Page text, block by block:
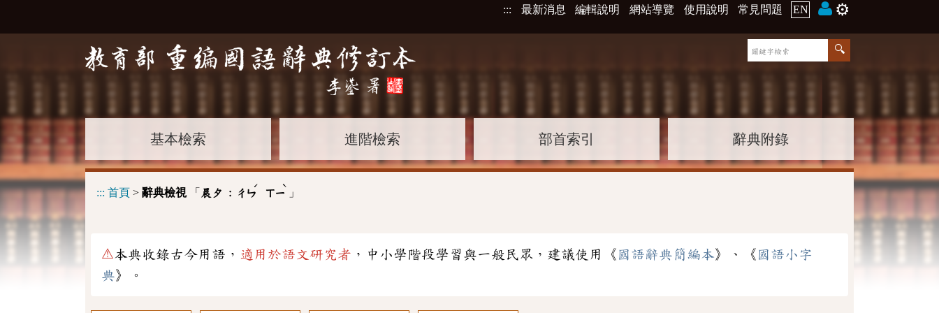
::: 最新消息 編輯說明 網站導覽 使用說明 常見問題 EN ⚙️
基本檢索 進階檢索 部首索引 辭典附錄
::: 首頁 > 辭典檢視「 晨夕 : ㄔㄣ
ˊ
ㄒㄧ
ˋ
」
⚠本典收錄古今用語， 適用於語文研究者 ，中小學階段學習與一般民眾，建議使用《 國語辭典簡編本》、《 國語小字
典》。